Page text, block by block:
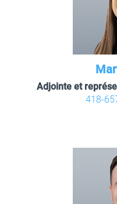
Adjointe et
418-